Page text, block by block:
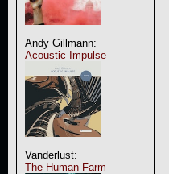
Andy Gillmann:
Acoustic Impulse
Vanderlust:
The Human Farm